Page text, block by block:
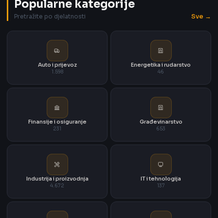
Popularne kategorije
Pretražite po djelatnosti Sve →
Auto i prijevoz
1.598
Energetika i rudarstvo
46
Finansije i osiguranje
231
Građevinarstvo
653
Industrija i proizvodnja
4.672
IT i tehnologija
137